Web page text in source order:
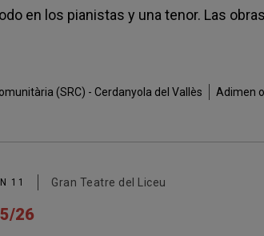
en los pianistas y una tenor. Las
(SRC) - Cerdanyola del Vallès
Adimen
11 Gran Teatre del Liceu
26